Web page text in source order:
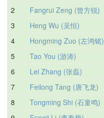
2 Fangrui Zeng (曾方锐)
3 Heng Wu (吴恒)
4 Hongming Zuo (左鸿铭)
5 Tao You (游涛)
6 Lei Zhang (张磊)
7 Feilong Tang (唐飞龙)
8 Tongming Shi (石童鸣)